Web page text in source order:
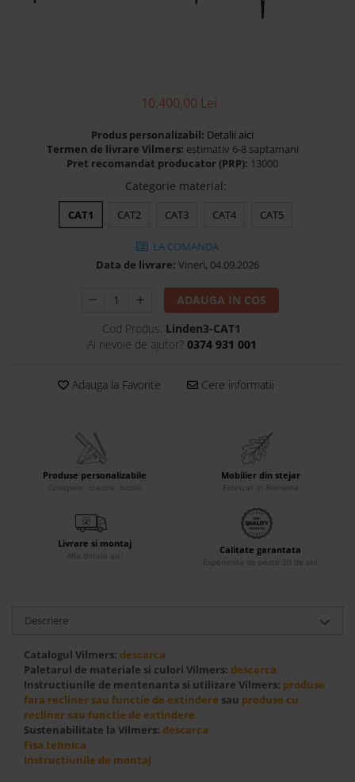
Bancheta Dining
Fotolii si Demifotolii
Scaune Dining
Scaune Bar
Banchete Dormitor
Fotolii si Demifotolii
Paturi Tapitate
Banchete Dormitor
Canapele
Accesorii
Olta
Canapele
Fotolii si Demifotolii
Best Sleep
Saltele
Perne si Pilote
10.400,00 Lei
Produs personalizabil: Detalii aici
Termen de livrare Vilmers: estimativ 6-8 saptamani
Pret recomandat producator (PRP): 13000
Categorie material:
CAT1 CAT2 CAT3 CAT4 CAT5
LA COMANDA
Data de livrare: Vineri, 04.09.2026
ADAUGA IN COS
Cod Produs: Linden3-CAT1
Ai nevoie de ajutor? 0374 931 001
Adauga la Favorite Cere informatii
Produse personalizabile
Canapele, scaune, fotolii
Mobilier din stejar
Fabricat in Romania
Livrare si montaj
Afla detalii aici Calitate garantata
Experienta de peste 30 de ani
Descriere
Catalogul Vilmers: descarca
Paletarul de materiale si culori Vilmers: descarca
Instructiunile de mentenanta si utilizare Vilmers: produse
fara recliner sau functie de extindere sau produse cu
recliner sau functie de extindere
Sustenabilitate la Vilmers: descarca
Fisa tehnica
Instructiunile de montaj